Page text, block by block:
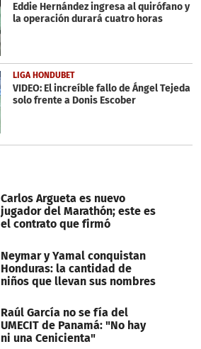
Eddie Hernández ingresa al quirófano y
la operación durará cuatro horas
LIGA HONDUBET
VIDEO: El increíble fallo de Ángel Tejeda
solo frente a Donis Escober
Carlos Argueta es nuevo
jugador del Marathón; este es
el contrato que firmó
Neymar y Yamal conquistan
Honduras: la cantidad de
niños que llevan sus nombres
Raúl García no se fía del
UMECIT de Panamá: "No hay
ni una Cenicienta"